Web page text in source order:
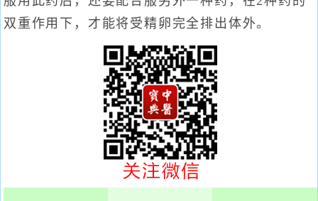
双重作用下，才能将受精卵完全排出体外。